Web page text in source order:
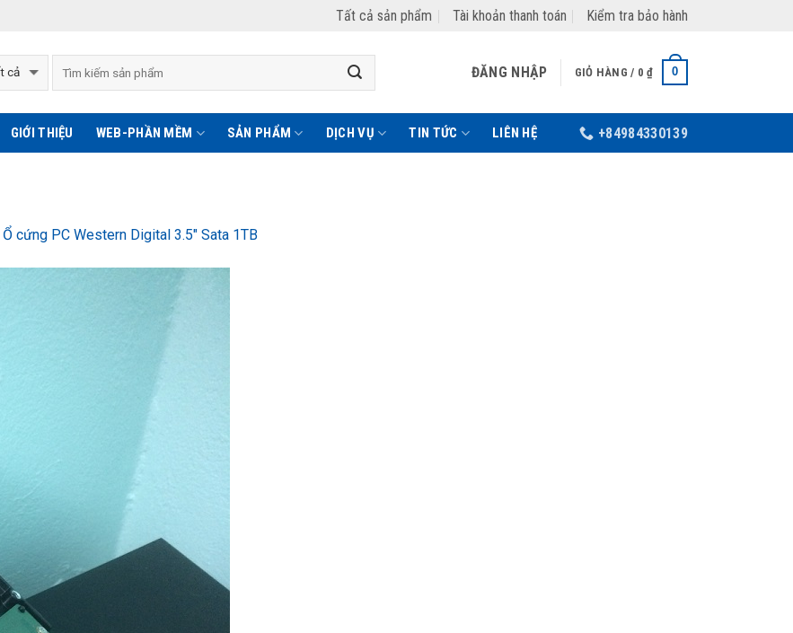
Tất cả sản phẩm Tài khoản thanh toán Kiểm tra bảo hành
ĐĂNG NHẬP GIỎ HÀNG / 0₫ 0
GIỚI THIỆU WEB-PHẦN MỀM SẢN PHẨM DỊCH VỤ TIN TỨC LIÊN HỆ +84984330139
Ổ cứng PC Western Digital 3.5″ Sata 1TB